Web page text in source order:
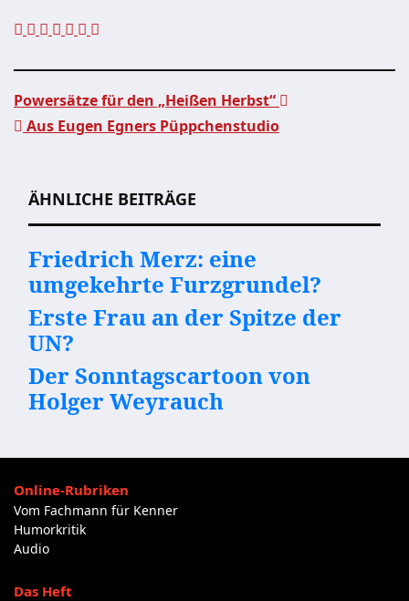
Powersätze für den „Heißen Herbst“
Aus Eugen Egners Püppchenstudio
ÄHNLICHE BEITRÄGE
Friedrich Merz: eine
umgekehrte Furzgrundel?
Erste Frau an der Spitze der
UN?
Der Sonntagscartoon von
Holger Weyrauch
Online-Rubriken
Vom Fachmann für Kenner
Humorkritik
Audio
Das Heft